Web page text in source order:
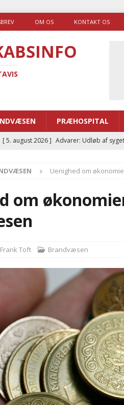
OM OS KONTAKT OS
PRÆHOSPITAL
[ 5. august 2026 ] Advarer: Udløb af
[ 5. august 2026 ] Ny ambulance og el-
[ 4. august 2026 ]
Brandvæsenerne
[ 4. august 2026 ]
Uenighed om
om
Frank Toft Brandvæsen